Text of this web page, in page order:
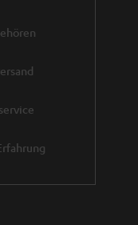
wird: deuter-Designerin